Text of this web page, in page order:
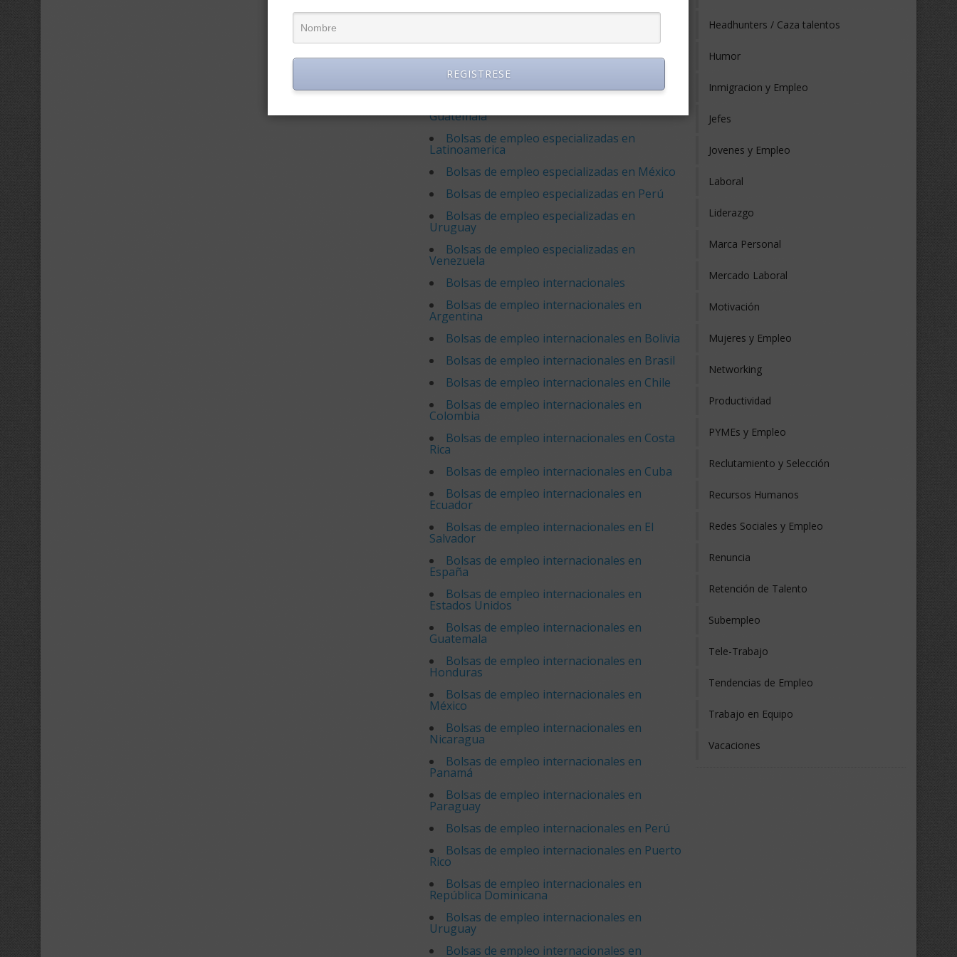
Bolsas de empleo especializadas en Ecuador
Unidos
Bolsas de empleo especializadas en Europa
Guatemala
Bolsas de empleo especializadas en
Latinoamerica
Bolsas de empleo especializadas en México
Bolsas de empleo especializadas en Perú
Bolsas de empleo especializadas en
Uruguay
Bolsas de empleo especializadas en
Venezuela
Bolsas de empleo internacionales
Bolsas de empleo internacionales en
Argentina
Bolsas de empleo internacionales en Bolivia
Bolsas de empleo internacionales en Brasil
Bolsas de empleo internacionales en Chile
Bolsas de empleo internacionales en
Colombia
Bolsas de empleo internacionales en Costa
Rica
Bolsas de empleo internacionales en Cuba
Bolsas de empleo internacionales en
Ecuador
Bolsas de empleo internacionales en El
Salvador
Bolsas de empleo internacionales en
España
Bolsas de empleo internacionales en
Estados Unidos
Bolsas de empleo internacionales en
Guatemala
Bolsas de empleo internacionales en
Honduras
Bolsas de empleo internacionales en
México
Bolsas de empleo internacionales en
Nicaragua
Bolsas de empleo internacionales en
Panamá
Bolsas de empleo internacionales en
Paraguay
Bolsas de empleo internacionales en Perú
Bolsas de empleo internacionales en Puerto
Rico
Bolsas de empleo internacionales en
República Dominicana
Bolsas de empleo internacionales en
Uruguay
Bolsas de empleo internacionales en
Headhunters / Caza talentos
Humor
Inmigracion y Empleo
Jefes
Jovenes y Empleo
Laboral
Liderazgo
Marca Personal
Mercado Laboral
Motivación
Mujeres y Empleo
Networking
Productividad
PYMEs y Empleo
Reclutamiento y Selección
Recursos Humanos
Redes Sociales y Empleo
Renuncia
Retención de Talento
Subempleo
Tele-Trabajo
Tendencias de Empleo
Trabajo en Equipo
Vacaciones
REGISTRESE